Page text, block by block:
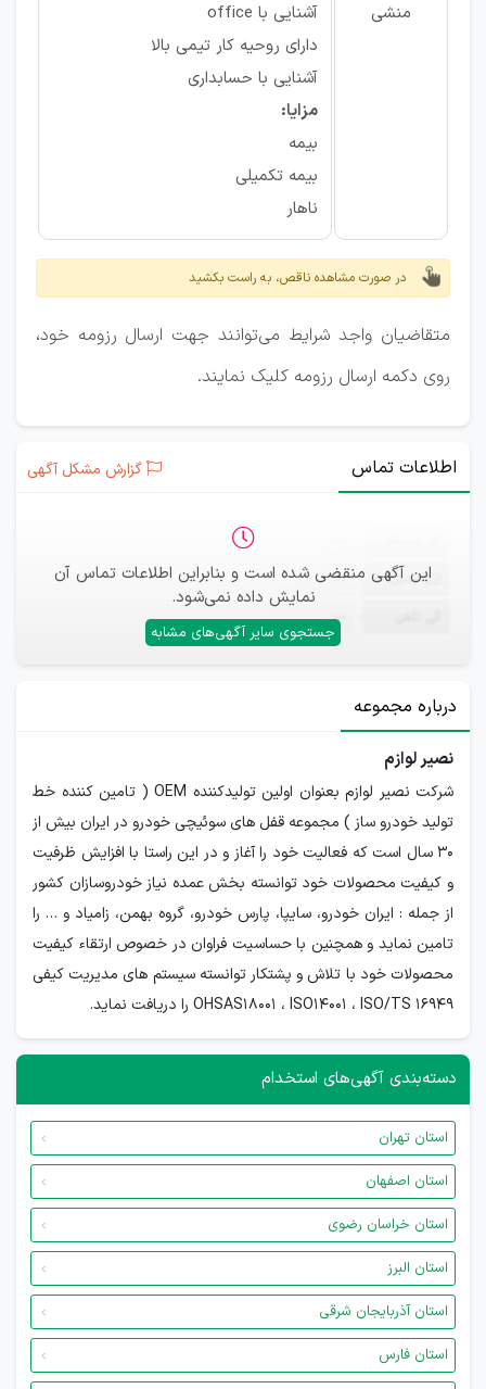
منشی
آشنایی با office
دارای روحیه کار تیمی بالا
آشنایی با حسابداری
مزایا:
بیمه
بیمه تکمیلی
ناهار
در صورت مشاهده ناقص، به راست بکشید
متقاضیان واجد شرایط می‌توانند جهت ارسال رزومه خود،
روی دکمه ارسال رزومه کلیک نمایند.
اطلاعات تماس گزارش مشکل آگهی
این آگهی منقضی شده است و بنابراین اطلاعات تماس آن
نمایش داده نمی‌شود.
جستجوی سایر آگهی‌های مشابه
ایمیل —
—
درباره مجموعه
نصیر لوازم
شرکت نصیر لوازم بعنوان اولین تولیدکننده OEM ( تامین کننده خط
تولید خودرو ساز ) مجموعه قفل های سوئیچی خودرو در ایران بیش از
30 سال است که فعالیت خود را آغاز و در این راستا با افزایش ظرفیت
و کیفیت محصولات خود توانسته بخش عمده نیاز خودروسازان کشور
از جمله : ایران خودرو، سایپا، پارس خودرو، گروه بهمن، زامیاد و … را
تامین نماید و همچنین با حساسیت فراوان در خصوص ارتقاء کیفیت
محصولات خود با تلاش و پشتکار توانسته سیستم های مدیریت کیفی
OHSAS18001 ، ISO14001 ، ISO/TS 16949 را دریافت نماید.
دسته‌بندی آگهی‌های استخدام
استان تهران
استان اصفهان
استان خراسان رضوی
استان البرز
استان آذربایجان شرقی
استان فارس